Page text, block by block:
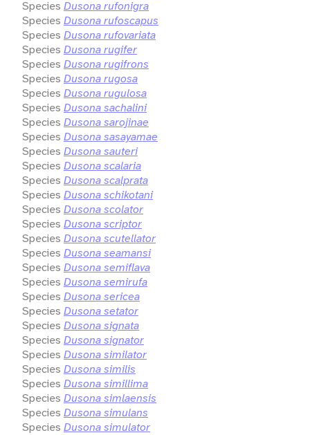
Species Dusona rufonigra
Species Dusona rufoscapus
Species Dusona rufovariata
Species Dusona rugifer
Species Dusona rugifrons
Species Dusona rugosa
Species Dusona rugulosa
Species Dusona sachalini
Species Dusona sarojinae
Species Dusona sasayamae
Species Dusona sauteri
Species Dusona scalaria
Species Dusona scalprata
Species Dusona schikotani
Species Dusona scolator
Species Dusona scriptor
Species Dusona scutellator
Species Dusona seamansi
Species Dusona semiflava
Species Dusona semirufa
Species Dusona sericea
Species Dusona setator
Species Dusona signata
Species Dusona signator
Species Dusona similator
Species Dusona similis
Species Dusona simillima
Species Dusona simlaensis
Species Dusona simulans
Species Dusona simulator